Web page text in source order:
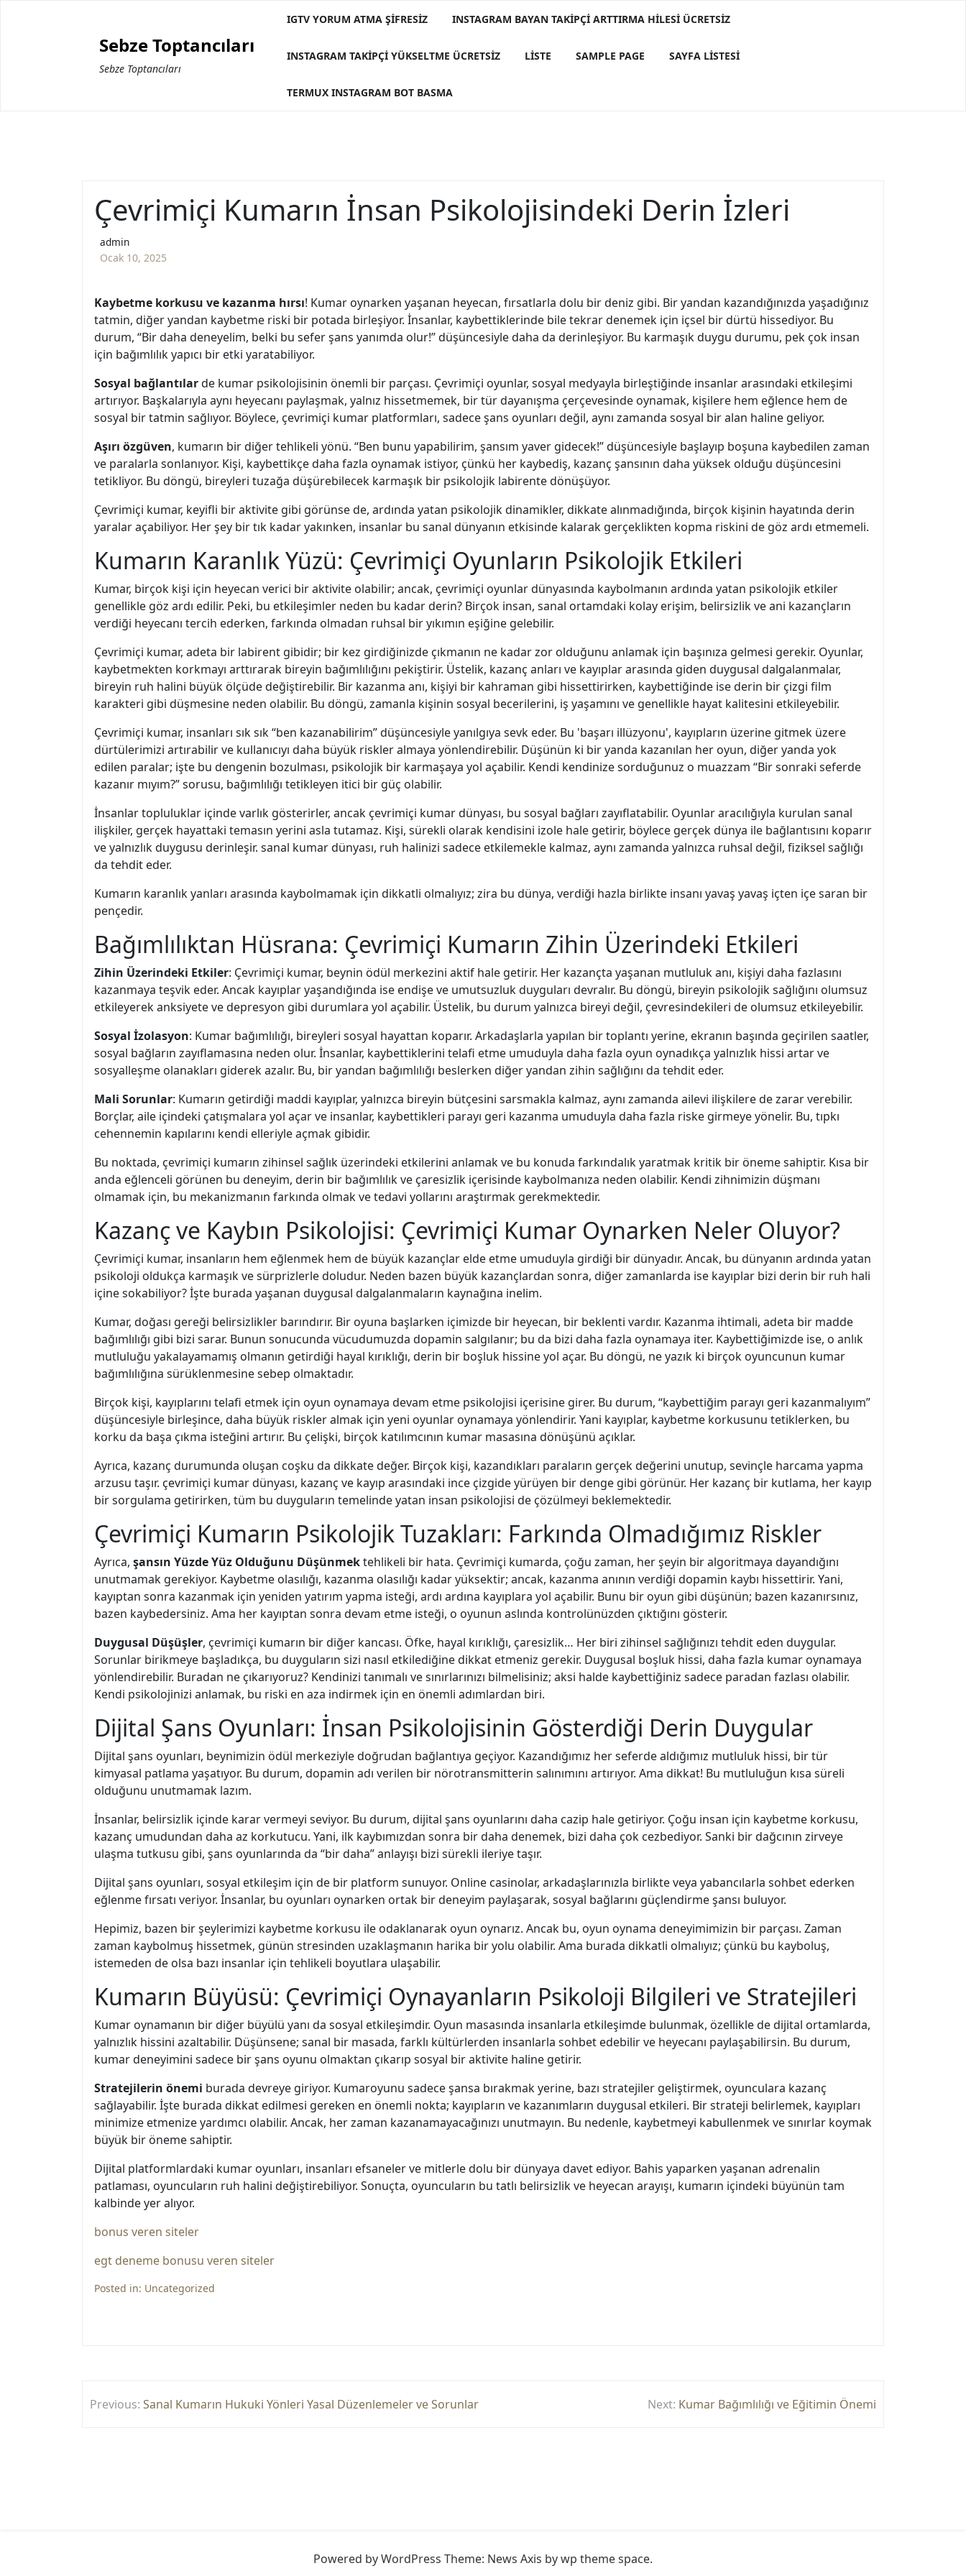
Sebze Toptancıları
Sebze Toptancıları
IGTV YORUM ATMA ŞIFRESIZ INSTAGRAM BAYAN TAKIPÇI ARTTIRMA HILESI ÜCRETSIZ
INSTAGRAM TAKIPÇI YÜKSELTME ÜCRETSIZ LISTE SAMPLE PAGE SAYFA LISTESI
TERMUX INSTAGRAM BOT BASMA
Çevrimiçi Kumarın İnsan Psikolojisindeki Derin İzleri
admin
Ocak 10, 2025
Kaybetme korkusu ve kazanma hırsı! Kumar oynarken yaşanan heyecan, fırsatlarla dolu bir deniz gibi. Bir yandan kazandığınızda yaşadığınız
tatmin, diğer yandan kaybetme riski bir potada birleşiyor. İnsanlar, kaybettiklerinde bile tekrar denemek için içsel bir dürtü hissediyor. Bu
durum, “Bir daha deneyelim, belki bu sefer şans yanımda olur!” düşüncesiyle daha da derinleşiyor. Bu karmaşık duygu durumu, pek çok insan
için bağımlılık yapıcı bir etki yaratabiliyor.
Sosyal bağlantılarde kumar psikolojisinin önemli bir parçası. Çevrimiçi oyunlar, sosyal medyayla birleştiğinde insanlar arasındaki etkileşimi
artırıyor. Başkalarıyla aynı heyecanı paylaşmak, yalnız hissetmemek, bir tür dayanışma çerçevesinde oynamak, kişilere hem eğlence hem de
sosyal bir tatmin sağlıyor. Böylece, çevrimiçi kumar platformları, sadece şans oyunları değil, aynı zamanda sosyal bir alan haline geliyor.
Aşırı özgüven, kumarın bir diğer tehlikeli yönü. “Ben bunu yapabilirim, şansım yaver gidecek!” düşüncesiyle başlayıp boşuna kaybedilen zaman
ve paralarla sonlanıyor. Kişi, kaybettikçe daha fazla oynamak istiyor, çünkü her kaybediş, kazanç şansının daha yüksek olduğu düşüncesini
tetikliyor. Bu döngü, bireyleri tuzağa düşürebilecek karmaşık bir psikolojik labirente dönüşüyor.
Çevrimiçi kumar, keyifli bir aktivite gibi görünse de, ardında yatan psikolojik dinamikler, dikkate alınmadığında, birçok kişinin hayatında derin
yaralar açabiliyor. Her şey bir tık kadar yakınken, insanlar bu sanal dünyanın etkisinde kalarak gerçeklikten kopma riskini de göz ardı etmemeli.
Kumarın Karanlık Yüzü: Çevrimiçi Oyunların Psikolojik Etkileri
Kumar, birçok kişi için heyecan verici bir aktivite olabilir; ancak, çevrimiçi oyunlar dünyasında kaybolmanın ardında yatan psikolojik etkiler
genellikle göz ardı edilir. Peki, bu etkileşimler neden bu kadar derin? Birçok insan, sanal ortamdaki kolay erişim, belirsizlik ve ani kazançların
verdiği heyecanı tercih ederken, farkında olmadan ruhsal bir yıkımın eşiğine gelebilir.
Çevrimiçi kumar, adeta bir labirent gibidir; bir kez girdiğinizde çıkmanın ne kadar zor olduğunu anlamak için başınıza gelmesi gerekir. Oyunlar,
kaybetmekten korkmayı arttırarak bireyin bağımlılığını pekiştirir. Üstelik, kazanç anları ve kayıplar arasında giden duygusal dalgalanmalar,
bireyin ruh halini büyük ölçüde değiştirebilir. Bir kazanma anı, kişiyi bir kahraman gibi hissettirirken, kaybettiğinde ise derin bir çizgi film
karakteri gibi düşmesine neden olabilir. Bu döngü, zamanla kişinin sosyal becerilerini, iş yaşamını ve genellikle hayat kalitesini etkileyebilir.
Çevrimiçi kumar, insanları sık sık “ben kazanabilirim” düşüncesiyle yanılgıya sevk eder. Bu 'başarı illüzyonu', kayıpların üzerine gitmek üzere
dürtülerimizi artırabilir ve kullanıcıyı daha büyük riskler almaya yönlendirebilir. Düşünün ki bir yanda kazanılan her oyun, diğer yanda yok
edilen paralar; işte bu dengenin bozulması, psikolojik bir karmaşaya yol açabilir. Kendi kendinize sorduğunuz o muazzam “Bir sonraki seferde
kazanır mıyım?” sorusu, bağımlılığı tetikleyen itici bir güç olabilir.
İnsanlar topluluklar içinde varlık gösterirler, ancak çevrimiçi kumar dünyası, bu sosyal bağları zayıflatabilir. Oyunlar aracılığıyla kurulan sanal
ilişkiler, gerçek hayattaki temasın yerini asla tutamaz. Kişi, sürekli olarak kendisini izole hale getirir, böylece gerçek dünya ile bağlantısını koparır
ve yalnızlık duygusu derinleşir. sanal kumar dünyası, ruh halinizi sadece etkilemekle kalmaz, aynı zamanda yalnızca ruhsal değil, fiziksel sağlığı
da tehdit eder.
Kumarın karanlık yanları arasında kaybolmamak için dikkatli olmalıyız; zira bu dünya, verdiği hazla birlikte insanı yavaş yavaş içten içe saran bir
pençedir.
Bağımlılıktan Hüsrana: Çevrimiçi Kumarın Zihin Üzerindeki Etkileri
Zihin Üzerindeki Etkiler: Çevrimiçi kumar, beynin ödül merkezini aktif hale getirir. Her kazançta yaşanan mutluluk anı, kişiyi daha fazlasını
kazanmaya teşvik eder. Ancak kayıplar yaşandığında ise endişe ve umutsuzluk duyguları devralır. Bu döngü, bireyin psikolojik sağlığını olumsuz
etkileyerek anksiyete ve depresyon gibi durumlara yol açabilir. Üstelik, bu durum yalnızca bireyi değil, çevresindekileri de olumsuz etkileyebilir.
Sosyal İzolasyon: Kumar bağımlılığı, bireyleri sosyal hayattan koparır. Arkadaşlarla yapılan bir toplantı yerine, ekranın başında geçirilen saatler,
sosyal bağların zayıflamasına neden olur. İnsanlar, kaybettiklerini telafi etme umuduyla daha fazla oyun oynadıkça yalnızlık hissi artar ve
sosyalleşme olanakları giderek azalır. Bu, bir yandan bağımlılığı beslerken diğer yandan zihin sağlığını da tehdit eder.
Mali Sorunlar: Kumarın getirdiği maddi kayıplar, yalnızca bireyin bütçesini sarsmakla kalmaz, aynı zamanda ailevi ilişkilere de zarar verebilir.
Borçlar, aile içindeki çatışmalara yol açar ve insanlar, kaybettikleri parayı geri kazanma umuduyla daha fazla riske girmeye yönelir. Bu, tıpkı
cehennemin kapılarını kendi elleriyle açmak gibidir.
Bu noktada, çevrimiçi kumarın zihinsel sağlık üzerindeki etkilerini anlamak ve bu konuda farkındalık yaratmak kritik bir öneme sahiptir. Kısa bir
anda eğlenceli görünen bu deneyim, derin bir bağımlılık ve çaresizlik içerisinde kaybolmanıza neden olabilir. Kendi zihnimizin düşmanı
olmamak için, bu mekanizmanın farkında olmak ve tedavi yollarını araştırmak gerekmektedir.
Kazanç ve Kaybın Psikolojisi: Çevrimiçi Kumar Oynarken Neler Oluyor?
Çevrimiçi kumar, insanların hem eğlenmek hem de büyük kazançlar elde etme umuduyla girdiği bir dünyadır. Ancak, bu dünyanın ardında yatan
psikoloji oldukça karmaşık ve sürprizlerle doludur. Neden bazen büyük kazançlardan sonra, diğer zamanlarda ise kayıplar bizi derin bir ruh hali
içine sokabiliyor? İşte burada yaşanan duygusal dalgalanmaların kaynağına inelim.
Kumar, doğası gereği belirsizlikler barındırır. Bir oyuna başlarken içimizde bir heyecan, bir beklenti vardır. Kazanma ihtimali, adeta bir madde
bağımlılığı gibi bizi sarar. Bunun sonucunda vücudumuzda dopamin salgılanır; bu da bizi daha fazla oynamaya iter. Kaybettiğimizde ise, o anlık
mutluluğu yakalayamamış olmanın getirdiği hayal kırıklığı, derin bir boşluk hissine yol açar. Bu döngü, ne yazık ki birçok oyuncunun kumar
bağımlılığına sürüklenmesine sebep olmaktadır.
Birçok kişi, kayıplarını telafi etmek için oyun oynamaya devam etme psikolojisi içerisine girer. Bu durum, “kaybettiğim parayı geri kazanmalıyım”
düşüncesiyle birleşince, daha büyük riskler almak için yeni oyunlar oynamaya yönlendirir. Yani kayıplar, kaybetme korkusunu tetiklerken, bu
korku da başa çıkma isteğini artırır. Bu çelişki, birçok katılımcının kumar masasına dönüşünü açıklar.
Ayrıca, kazanç durumunda oluşan coşku da dikkate değer. Birçok kişi, kazandıkları paraların gerçek değerini unutup, sevinçle harcama yapma
arzusu taşır. çevrimiçi kumar dünyası, kazanç ve kayıp arasındaki ince çizgide yürüyen bir denge gibi görünür. Her kazanç bir kutlama, her kayıp
bir sorgulama getirirken, tüm bu duyguların temelinde yatan insan psikolojisi de çözülmeyi beklemektedir.
Çevrimiçi Kumarın Psikolojik Tuzakları: Farkında Olmadığımız Riskler
Ayrıca, şansın Yüzde Yüz Olduğunu Düşünmektehlikeli bir hata. Çevrimiçi kumarda, çoğu zaman, her şeyin bir algoritmaya dayandığını
unutmamak gerekiyor. Kaybetme olasılığı, kazanma olasılığı kadar yüksektir; ancak, kazanma anının verdiği dopamin kaybı hissettirir. Yani,
kayıptan sonra kazanmak için yeniden yatırım yapma isteği, ardı ardına kayıplara yol açabilir. Bunu bir oyun gibi düşünün; bazen kazanırsınız,
bazen kaybedersiniz. Ama her kayıptan sonra devam etme isteği, o oyunun aslında kontrolünüzden çıktığını gösterir.
Duygusal Düşüşler, çevrimiçi kumarın bir diğer kancası. Öfke, hayal kırıklığı, çaresizlik… Her biri zihinsel sağlığınızı tehdit eden duygular.
Sorunlar birikmeye başladıkça, bu duyguların sizi nasıl etkilediğine dikkat etmeniz gerekir. Duygusal boşluk hissi, daha fazla kumar oynamaya
yönlendirebilir. Buradan ne çıkarıyoruz? Kendinizi tanımalı ve sınırlarınızı bilmelisiniz; aksi halde kaybettiğiniz sadece paradan fazlası olabilir.
Kendi psikolojinizi anlamak, bu riski en aza indirmek için en önemli adımlardan biri.
Dijital Şans Oyunları: İnsan Psikolojisinin Gösterdiği Derin Duygular
Dijital şans oyunları, beynimizin ödül merkeziyle doğrudan bağlantıya geçiyor. Kazandığımız her seferde aldığımız mutluluk hissi, bir tür
kimyasal patlama yaşatıyor. Bu durum, dopamin adı verilen bir nörotransmitterin salınımını artırıyor. Ama dikkat! Bu mutluluğun kısa süreli
olduğunu unutmamak lazım.
İnsanlar, belirsizlik içinde karar vermeyi seviyor. Bu durum, dijital şans oyunlarını daha cazip hale getiriyor. Çoğu insan için kaybetme korkusu,
kazanç umudundan daha az korkutucu. Yani, ilk kaybımızdan sonra bir daha denemek, bizi daha çok cezbediyor. Sanki bir dağcının zirveye
ulaşma tutkusu gibi, şans oyunlarında da “bir daha” anlayışı bizi sürekli ileriye taşır.
Dijital şans oyunları, sosyal etkileşim için de bir platform sunuyor. Online casinolar, arkadaşlarınızla birlikte veya yabancılarla sohbet ederken
eğlenme fırsatı veriyor. İnsanlar, bu oyunları oynarken ortak bir deneyim paylaşarak, sosyal bağlarını güçlendirme şansı buluyor.
Hepimiz, bazen bir şeylerimizi kaybetme korkusu ile odaklanarak oyun oynarız. Ancak bu, oyun oynama deneyimimizin bir parçası. Zaman
zaman kaybolmuş hissetmek, günün stresinden uzaklaşmanın harika bir yolu olabilir. Ama burada dikkatli olmalıyız; çünkü bu kayboluş,
istemeden de olsa bazı insanlar için tehlikeli boyutlara ulaşabilir.
Kumarın Büyüsü: Çevrimiçi Oynayanların Psikoloji Bilgileri ve Stratejileri
Kumar oynamanın bir diğer büyülü yanı da sosyal etkileşimdir. Oyun masasında insanlarla etkileşimde bulunmak, özellikle de dijital ortamlarda,
yalnızlık hissini azaltabilir. Düşünsene; sanal bir masada, farklı kültürlerden insanlarla sohbet edebilir ve heyecanı paylaşabilirsin. Bu durum,
kumar deneyimini sadece bir şans oyunu olmaktan çıkarıp sosyal bir aktivite haline getirir.
Stratejilerin önemi burada devreye giriyor. Kumaroyunu sadece şansa bırakmak yerine, bazı stratejiler geliştirmek, oyunculara kazanç
sağlayabilir. İşte burada dikkat edilmesi gereken en önemli nokta; kayıpların ve kazanımların duygusal etkileri. Bir strateji belirlemek, kayıpları
minimize etmenize yardımcı olabilir. Ancak, her zaman kazanamayacağınızı unutmayın. Bu nedenle, kaybetmeyi kabullenmek ve sınırlar koymak
büyük bir öneme sahiptir.
Dijital platformlardaki kumar oyunları, insanları efsaneler ve mitlerle dolu bir dünyaya davet ediyor. Bahis yaparken yaşanan adrenalin
patlaması, oyuncuların ruh halini değiştirebiliyor. Sonuçta, oyuncuların bu tatlı belirsizlik ve heyecan arayışı, kumarın içindeki büyünün tam
kalbinde yer alıyor.
bonus veren siteler
egt deneme bonusu veren siteler
Posted in: Uncategorized
Yazı
Previous: Sanal Kumarın Hukuki Yönleri Yasal Düzenlemeler ve Sorunlar Next: Kumar Bağımlılığı ve Eğitimin Önemi
Powered by WordPress Theme: News Axis bywp theme space.